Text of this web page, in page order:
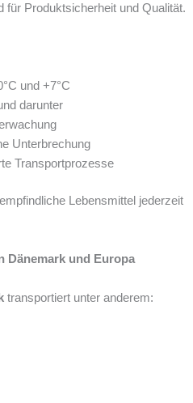
für Produktsicherheit und Qualität.
und +7°C
darunter
Unterbrechung
Transportprozesse
Lebensmittel jederzeit
Dänemark und Europa
transportiert unter anderem: